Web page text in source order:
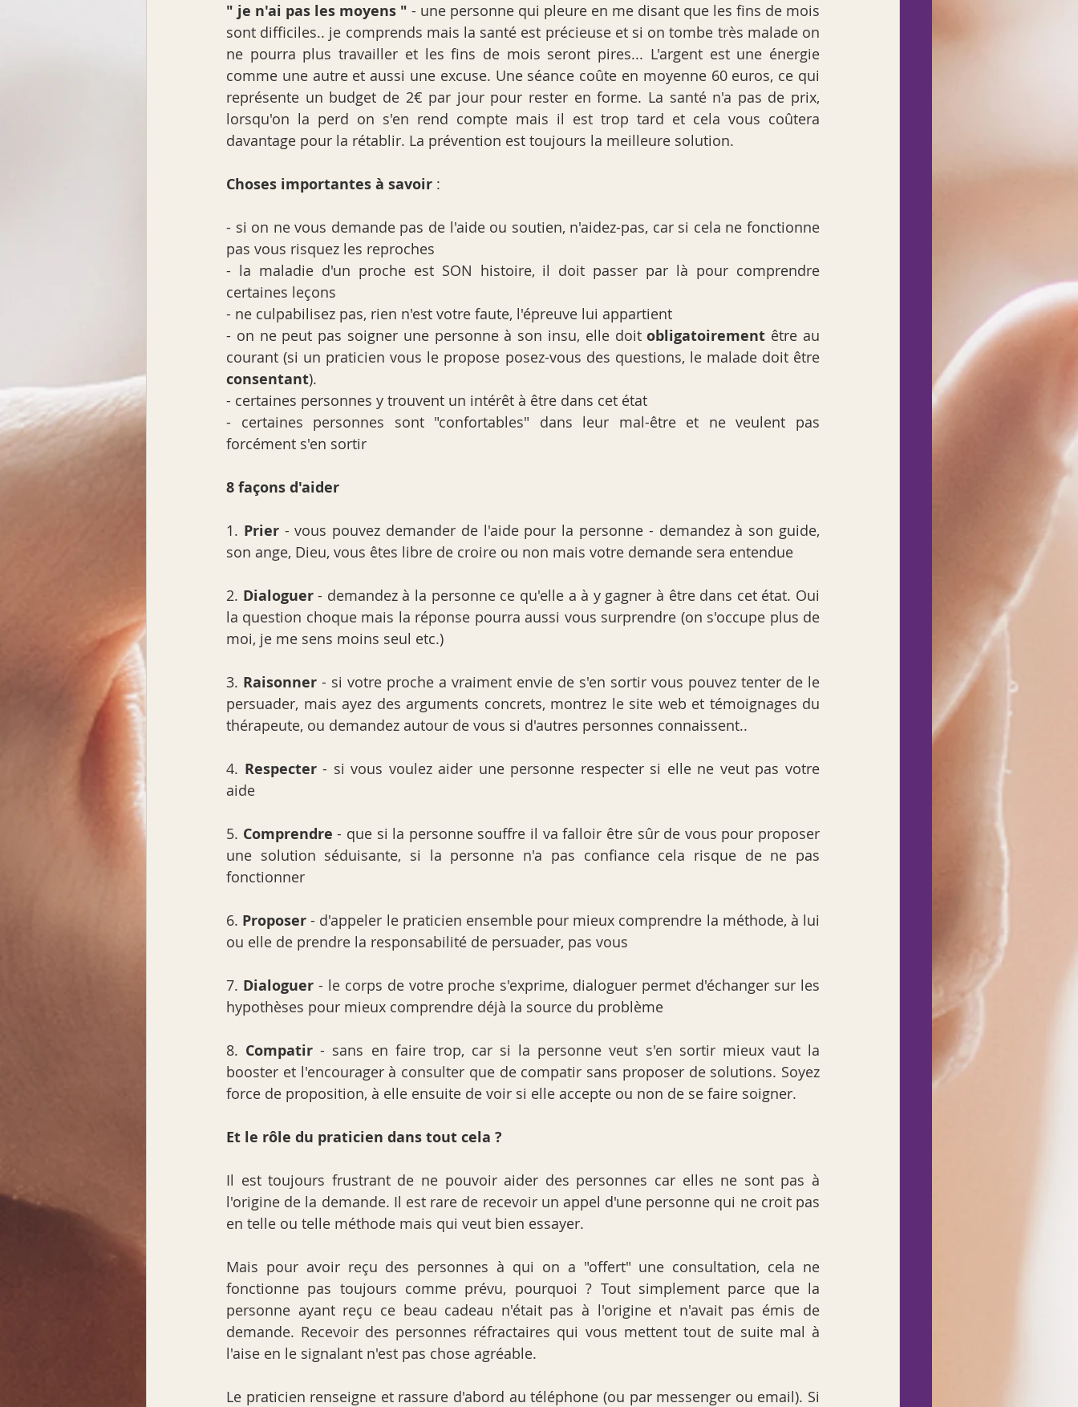
" je n'ai pas les moyens " - une personne qui pleure en me disant que les fins de mois
sont difficiles.. je comprends mais la santé est précieuse et si on tombe très malade on
ne pourra plus travailler et les fins de mois seront pires... L'argent est une énergie
comme une autre et aussi une excuse. Une séance coûte en moyenne 60 euros, ce qui
représente un budget de 2€ par jour pour rester en forme. La santé n'a pas de prix,
lorsqu'on la perd on s'en rend compte mais il est trop tard et cela vous coûtera
davantage pour la rétablir. La prévention est toujours la meilleure solution.
Choses importantes à savoir :
- si on ne vous demande pas de l'aide ou soutien, n'aidez-pas, car si cela ne fonctionne
pas vous risquez les reproches
- la maladie d'un proche est SON histoire, il doit passer par là pour comprendre
certaines leçons
- ne culpabilisez pas, rien n'est votre faute, l'épreuve lui appartient
- on ne peut pas soigner une personne à son insu, elle doit obligatoirement être au
consentant).
- certaines personnes y trouvent un intérêt à être dans cet état
- certaines personnes sont "confortables" dans leur mal-être et ne veulent pas
forcément s'en sortir
8 façons d'aider
1. Prier - vous pouvez demander de l'aide pour la personne - demandez à son guide,
son ange, Dieu, vous êtes libre de croire ou non mais votre demande sera entendue
2. Dialoguer - demandez à la personne ce qu'elle a à y gagner à être dans cet état. Oui
la question choque mais la réponse pourra aussi vous surprendre (on s'occupe plus de
moi, je me sens moins seul etc.)
3. Raisonner - si votre proche a vraiment envie de s'en sortir vous pouvez tenter de le
persuader, mais ayez des arguments concrets, montrez le site web et témoignages du
thérapeute, ou demandez autour de vous si d'autres personnes connaissent..
4. Respecter - si vous voulez aider une personne respecter si elle ne veut pas votre
aide
5. Comprendre - que si la personne souffre il va falloir être sûr de vous pour proposer
une solution séduisante, si la personne n'a pas confiance cela risque de ne pas
fonctionner
6. Proposer - d'appeler le praticien ensemble pour mieux comprendre la méthode, à lui
ou elle de prendre la responsabilité de persuader, pas vous
7. Dialoguer - le corps de votre proche s'exprime, dialoguer permet d'échanger sur les
hypothèses pour mieux comprendre déjà la source du problème
8. Compatir - sans en faire trop, car si la personne veut s'en sortir mieux vaut la
booster et l'encourager à consulter que de compatir sans proposer de solutions. Soyez
force de proposition, à elle ensuite de voir si elle accepte ou non de se faire soigner.
Et le rôle du praticien dans tout cela ?
Il est toujours frustrant de ne pouvoir aider des personnes car elles ne sont pas à
l'origine de la demande. Il est rare de recevoir un appel d'une personne qui ne croit pas
en telle ou telle méthode mais qui veut bien essayer.
Mais pour avoir reçu des personnes à qui on a "offert" une consultation, cela ne
fonctionne pas toujours comme prévu, pourquoi ? Tout simplement parce que la
personne ayant reçu ce beau cadeau n'était pas à l'origine et n'avait pas émis de
demande. Recevoir des personnes réfractaires qui vous mettent tout de suite mal à
l'aise en le signalant n'est pas chose agréable.
Le praticien renseigne et rassure d'abord au téléphone (ou par messenger ou email). Si